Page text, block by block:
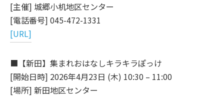
[主催] 城郷小机地区センター
[電話番号] 045-472-1331
[URL]
■【新田】集まれおはなしキラキラぽっけ
[開始日時] 2026年4月23日 (木) 10:30 – 11:00
[場所] 新田地区センター